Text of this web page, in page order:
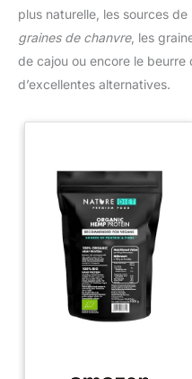
plus naturelle, les sources
graines de chanvre, les
de cajou ou encore le beurre
d’excellentes alternatives.